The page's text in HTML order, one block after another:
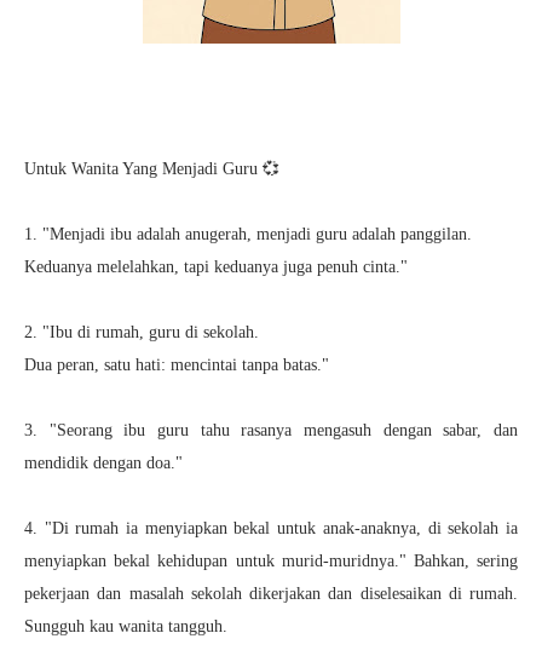
Untuk Wanita Yang Menjadi Guru 💞
1. "Menjadi ibu adalah anugerah, menjadi guru adalah panggilan.
Keduanya melelahkan, tapi keduanya juga penuh cinta."
2. "Ibu di rumah, guru di sekolah.
Dua peran, satu hati: mencintai tanpa batas."
3. "Seorang ibu guru tahu rasanya mengasuh dengan sabar, dan
mendidik dengan doa."
4. "Di rumah ia menyiapkan bekal untuk anak-anaknya, di sekolah ia
menyiapkan bekal kehidupan untuk murid-muridnya." Bahkan, sering
pekerjaan dan masalah sekolah dikerjakan dan diselesaikan di rumah.
Sungguh kau wanita tangguh.